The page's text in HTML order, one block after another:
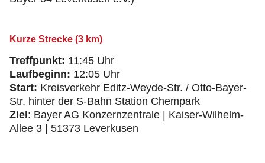
Kurze Strecke (3 km)
Treffpunkt: 11:45 Uhr
Laufbeginn: 12:05 Uhr
Start: Kreisverkehr Editz-Weyde-Str. / Otto-Bayer-
Str. hinter der S-Bahn Station Chempark
Ziel : Bayer AG Konzernzentrale | Kaiser-Wilhelm-
Allee 3 | 51373 Leverkusen